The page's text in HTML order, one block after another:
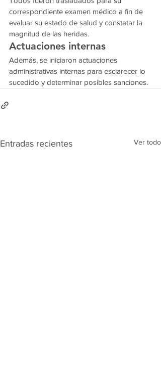
correspondiente examen médico a fin de
evaluar su estado de salud y constatar la
magnitud de las heridas.
Actuaciones internas
Además, se iniciaron actuaciones
administrativas internas para esclarecer lo
sucedido y determinar posibles sanciones.
Entradas recientes Ver todo